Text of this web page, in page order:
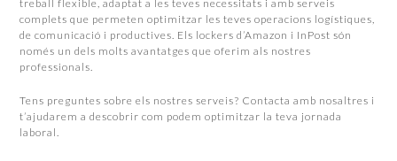
treball flexible, adaptat a les teves necessitats i amb serveis
complets que permeten optimitzar les teves operacions logístiques,
de comunicació i productives. Els lockers d’Amazon i InPost són
només un dels molts avantatges que oferim als nostres
professionals.
Tens preguntes sobre els nostres serveis? Contacta amb nosaltres i
t’ajudarem a descobrir com podem optimitzar la teva jornada
laboral.